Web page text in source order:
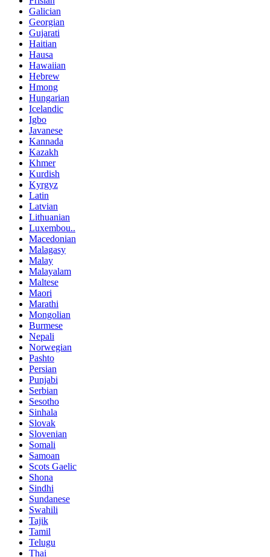
Galician
Georgian
Gujarati
Haitian
Hausa
Hawaiian
Hebrew
Hmong
Hungarian
Icelandic
Igbo
Javanese
Kannada
Kazakh
Khmer
Kurdish
Kyrgyz
Latin
Latvian
Lithuanian
Luxembou..
Macedonian
Malagasy
Malay
Malayalam
Maltese
Maori
Marathi
Mongolian
Burmese
Nepali
Norwegian
Pashto
Persian
Punjabi
Serbian
Sesotho
Sinhala
Slovak
Slovenian
Somali
Samoan
Scots Gaelic
Shona
Sindhi
Sundanese
Swahili
Tajik
Tamil
Telugu
Thai